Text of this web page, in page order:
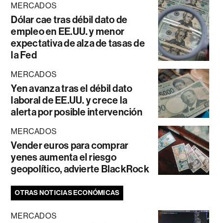
MERCADOS
Dólar cae tras débil dato de
empleo en EE.UU. y menor
expectativa de alza de tasas de
la Fed
MERCADOS
Yen avanza tras el débil dato
laboral de EE.UU. y crece la
alerta por posible intervención
MERCADOS
Vender euros para comprar
yenes aumenta el riesgo
geopolítico, advierte BlackRock
OTRAS NOTICIAS ECONÓMICAS
MERCADOS